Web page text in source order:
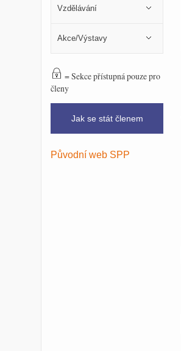
Vzdělávání
Akce/Výstavy
= Sekce přístupná pouze pro
členy
Jak se stát členem
Původní web SPP